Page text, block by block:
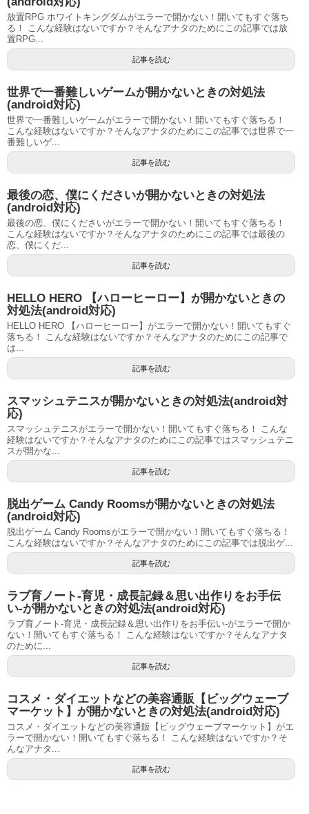
放置RPG ホワイトキングダムがエラーで開かない！開いてもすぐ落ち
る！ こんな経験はないですか？そんなアナタのためにこの記事では放
置RPG...
記事を読む
世界で一番難しいゲームが開かないときの対処法
(android対応)
世界で一番難しいゲームがエラーで開かない！開いてもすぐ落ちる！
こんな経験はないですか？そんなアナタのためにこの記事では世界で一
番難しいゲ...
記事を読む
最後の恋、僕にくださいが開かないときの対処法
(android対応)
最後の恋、僕にくださいがエラーで開かない！開いてもすぐ落ちる！
こんな経験はないですか？そんなアナタのためにこの記事では最後の
恋、僕にくだ...
記事を読む
HELLO HERO 【ハローヒーロー】が開かないときの
対処法(android対応)
HELLO HERO 【ハローヒーロー】がエラーで開かない！開いてもすぐ
落ちる！ こんな経験はないですか？そんなアナタのためにこの記事で
は...
記事を読む
スマッシュテニスが開かないときの対処法(android対
応)
スマッシュテニスがエラーで開かない！開いてもすぐ落ちる！ こんな
経験はないですか？そんなアナタのためにこの記事ではスマッシュテニ
スが開かな...
記事を読む
脱出ゲーム Candy Roomsが開かないときの対処法
(android対応)
脱出ゲーム Candy Roomsがエラーで開かない！開いてもすぐ落ちる！
こんな経験はないですか？そんなアナタのためにこの記事では脱出ゲ...
記事を読む
ラブ育ノート-育児・成長記録＆思い出作りをお手伝
い-が開かないときの対処法(android対応)
ラブ育ノート-育児・成長記録＆思い出作りをお手伝い-がエラーで開か
ない！開いてもすぐ落ちる！ こんな経験はないですか？そんなアナタ
のために...
記事を読む
コスメ・ダイエットなどの美容通販【ビッグウェーブ
マーケット】が開かないときの対処法(android対応)
コスメ・ダイエットなどの美容通販【ビッグウェーブマーケット】がエ
ラーで開かない！開いてもすぐ落ちる！ こんな経験はないですか？そ
んなアナタ...
記事を読む